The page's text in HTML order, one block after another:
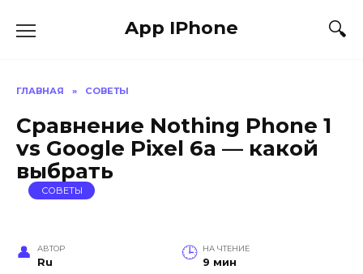
App IPhone
ГЛАВНАЯ » СОВЕТЫ
Сравнение Nothing Phone 1
vs Google Pixel 6a — какой
выбрать
СОВЕТЫ
АВТОР
Ru
НА ЧТЕНИЕ
9 мин